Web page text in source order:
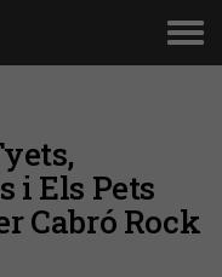
i Els Pets
Cabró Rock